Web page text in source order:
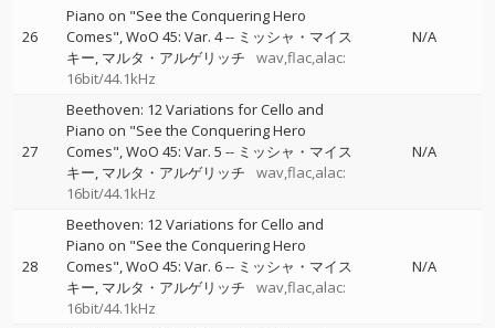
26
Piano on "See the Conquering Hero
Comes", WoO 45: Var. 4-- ミッシャ・マイス
キー マルタ・アルゲリッチ
wav,flac,alac:
16bit/44.1kHz
N/A
27
Beethoven: 12 Variations for Cello and
Piano on "See the Conquering Hero
Comes", WoO 45: Var. 5 -- ミッシャ・マイス
キー マルタ・アルゲリッチ
wav,flac,alac:
16bit/44.1kHz
N/A
28
Beethoven: 12 Variations for Cello and
Piano on "See the Conquering Hero
Comes", WoO 45: Var. 6-- ミッシャ・マイス
キー マルタ・アルゲリッチ
wav,flac,alac:
16bit/44.1kHz
N/A